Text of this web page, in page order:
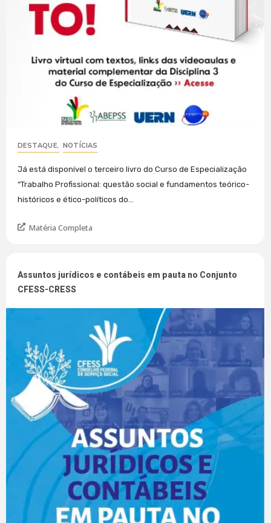
DESTAQUE, NOTÍCIAS
Já está disponível o terceiro livro do Curso de Especialização
“Trabalho Profissional: questão social e fundamentos teórico-
históricos e ético-políticos do...
Matéria Completa
Assuntos jurídicos e contábeis em pauta no Conjunto
CFESS-CRESS